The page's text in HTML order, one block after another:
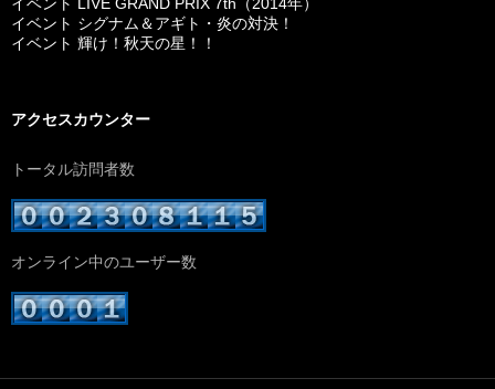
イベント シグナム＆アギト・炎の対決！
イベント 輝け！秋天の星！！
アクセスカウンター
トータル訪問者数
オンライン中のユーザー数